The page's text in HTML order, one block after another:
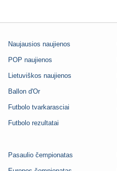
Naujausios naujienos
POP naujienos
Lietuviškos naujienos
Ballon d'Or
Futbolo tvarkarasciai
Futbolo rezultatai
Pasaulio čempionatas